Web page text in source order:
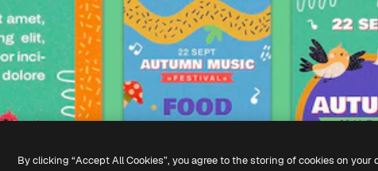
By clicking “Accept All Cookies”, you agree to the storing of cookies on your